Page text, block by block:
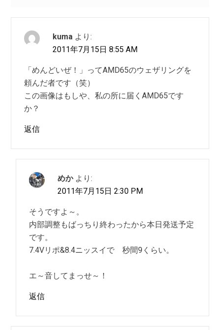
kuma より:
2011年7月15日 8:55 AM
「めんどいぜ！」ってAMD65のウェザリングを
頼んだ者です（笑）
この画像はもしや、私の所に届くAMD65です
か？
返信
めか より:
2011年7月15日 2:30 PM
そうですよ～。
内部調整もばっちり終わったから本日発送予定
です。
7.4Vリポ&8.4ニッスイで 秒間9くらい。
エ～音してまっせ～！
返信